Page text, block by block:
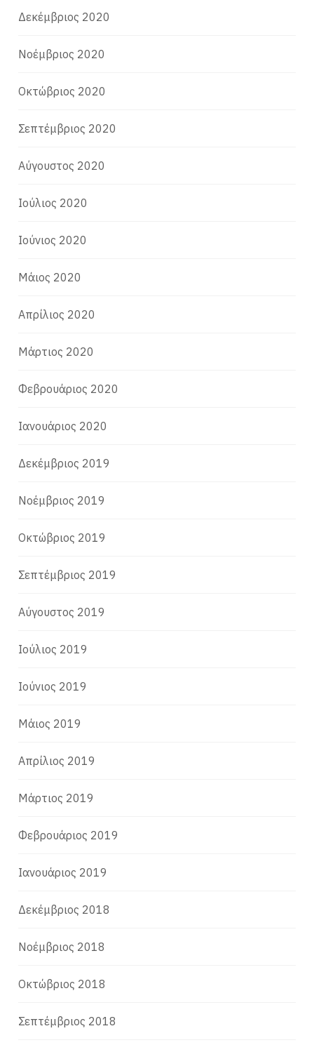
Δεκέμβριος 2020
Νοέμβριος 2020
Οκτώβριος 2020
Σεπτέμβριος 2020
Αύγουστος 2020
Ιούλιος 2020
Ιούνιος 2020
Μάιος 2020
Απρίλιος 2020
Μάρτιος 2020
Φεβρουάριος 2020
Ιανουάριος 2020
Δεκέμβριος 2019
Νοέμβριος 2019
Οκτώβριος 2019
Σεπτέμβριος 2019
Αύγουστος 2019
Ιούλιος 2019
Ιούνιος 2019
Μάιος 2019
Απρίλιος 2019
Μάρτιος 2019
Φεβρουάριος 2019
Ιανουάριος 2019
Δεκέμβριος 2018
Νοέμβριος 2018
Οκτώβριος 2018
Σεπτέμβριος 2018